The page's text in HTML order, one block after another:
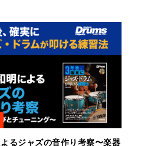
るジャズの音作り考察〜楽器